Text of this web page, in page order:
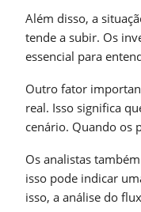
Além disso, a
tende a subir. Os
essencial para
Outro fator
real. Isso significa
cenário. Quando os
Os analistas
isso pode indicar
isso, a análise do